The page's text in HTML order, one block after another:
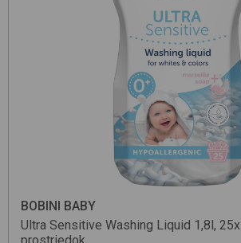
BOBINI BABY
Ultra Sensitive Washing Liquid 1,8l, 25x